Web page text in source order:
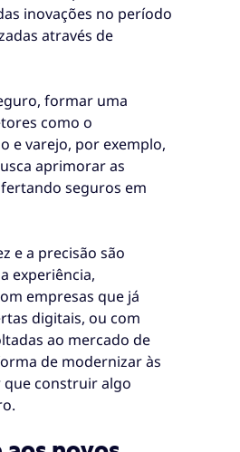
inovações no período
através de
formar uma
como o
e varejo, por exemplo,
aprimorar as
seguros em
e a precisão são
experiência,
empresas que já
digitais, ou com
ao mercado de
de modernizar às
que construir algo